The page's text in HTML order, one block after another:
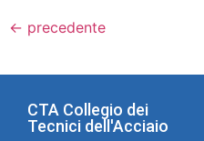
← precedente
CTA Collegio dei
Tecnici dell'Acciaio